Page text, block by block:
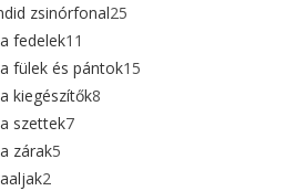
zsinórfonal25
fedelek11
fülek és pántok15
kiegészítők8
szettek7
zárak5
2